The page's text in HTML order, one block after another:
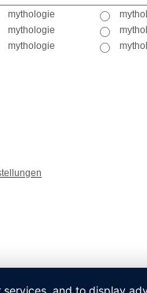
and to display